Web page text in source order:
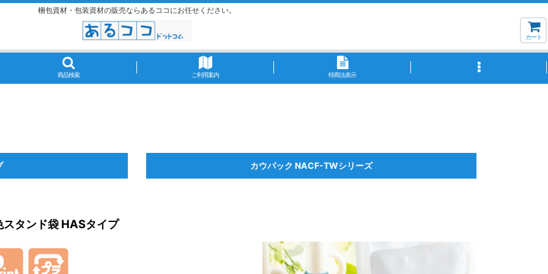
梱包資材・包装資材の販売ならあるココにお任せください。
カート
商品検索 ご利用案内 特商法表示
カウパック NACF-TWシリーズ
タンド袋 HASタイプ